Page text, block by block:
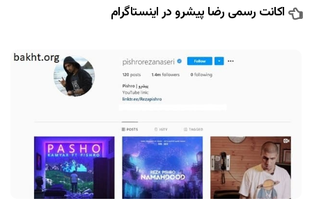
اکانت رسمی رضا پیشرو در اینستاگرام